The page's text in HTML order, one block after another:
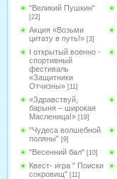
"Великий Пушкин"
[22]
Акция «Возьми
цитату в путь!» [3]
I открытый военно -
спортивный
фестиваль
«Защитники
Отчизны» [11]
«Здравствуй,
барыня – широкая
Масленица!» [19]
"Чудеса волшебной
поляны" [9]
"Весенний бал" [10]
Квест- игра " Поиски
сокровищ" [11]